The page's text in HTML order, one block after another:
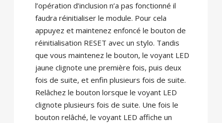
l’opération d’inclusion n’a pas fonctionné il
faudra réinitialiser le module. Pour cela
appuyez et maintenez enfoncé le bouton de
réinitialisation RESET avec un stylo. Tandis
que vous maintenez le bouton, le voyant LED
jaune clignote une première fois, puis deux
fois de suite, et enfin plusieurs fois de suite.
Relâchez le bouton lorsque le voyant LED
clignote plusieurs fois de suite. Une fois le
bouton relâché, le voyant LED affiche un